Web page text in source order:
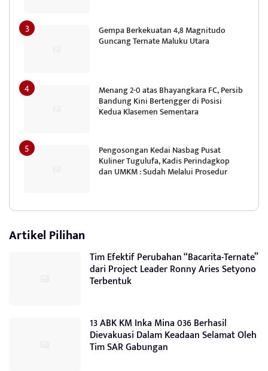
Gempa Berkekuatan 4,8 Magnitudo
Guncang Ternate Maluku Utara
Menang 2-0 atas Bhayangkara FC, Persib
Bandung Kini Bertengger di Posisi
Kedua Klasemen Sementara
Pengosongan Kedai Nasbag Pusat
Kuliner Tugulufa, Kadis Perindagkop
dan UMKM : Sudah Melalui Prosedur
Artikel Pilihan
Tim Efektif Perubahan “Bacarita-Ternate”
dari Project Leader Ronny Aries Setyono
Terbentuk
13 ABK KM Inka Mina 036 Berhasil
Dievakuasi Dalam Keadaan Selamat Oleh
Tim SAR Gabungan